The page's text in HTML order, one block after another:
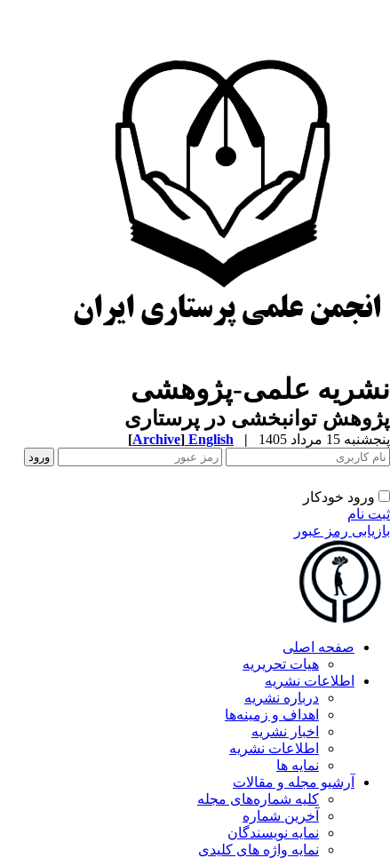
نشریه علمی-پژوهشی
پژوهش توانبخشی در پرستاری
پنجشنبه 15 مرداد 1405 |
English
[Archive]
ورود خودکار
ثبت نام
بازیابی رمز عبور
صفحه اصلی
هیات تحریریه
اطلاعات نشریه
درباره نشریه
اهداف و زمینه‌ها
اخبار نشریه
اطلاعات نشریه
نمایه ها
آرشیو مجله و مقالات
کلیه شماره‌های مجله
آخرین شماره
نمایه نویسندگان
نمایه واژه های کلیدی